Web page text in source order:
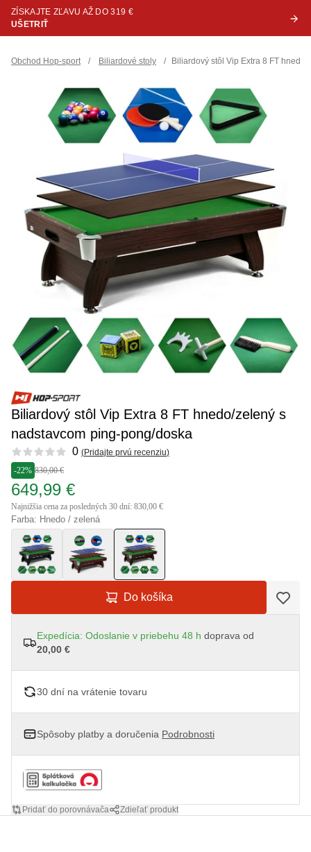
ZÍSKAJTE ZĽAVU AŽ DO 319 €
UŠETRIŤ
Obchod Hop-sport / Biliardové stoly / Biliardový stôl Vip Extra 8 FT
Biliardový stôl Vip Extra 8 FT hnedo/zelený s
nadstavcom ping-pong/doska
Reviews 0 (Pridajte prvú recenziu)
-22% 830,00 €
649,99 €
Najnižšia cena za posledných 30 dní: 830,00 €
Farba: Hnedo / zelená
Do košíka
Expedícia: Odoslanie v priebehu 48 h doprava od
20,00 €
30 dní na vrátenie tovaru
Spôsoby platby a doručenia Podrobnosti
Pridať do porovnávača Zdieľať produkt